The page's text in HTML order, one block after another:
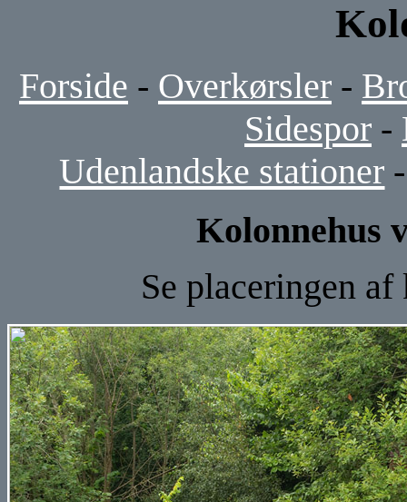
Forside - Overkørsler -
Sidespor -
Udenlandske stationer
Kolonnehus
Se placeringen